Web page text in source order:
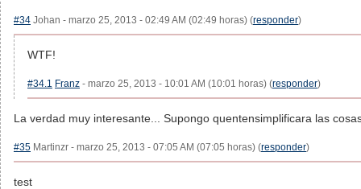
#34 Johan - marzo 25, 2013 - 02:49 AM (02:49 horas) (responder)
WTF!
#34.1 Franz - marzo 25, 2013 - 10:01 AM (10:01 horas) (responder)
La verdad muy interesante... Supongo quentensimplificara las
#35 Martinzr - marzo 25, 2013 - 07:05 AM (07:05 horas) (responder)
test